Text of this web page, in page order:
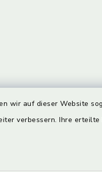
wir auf dieser Website
verbessern. Ihre
Donnerstag